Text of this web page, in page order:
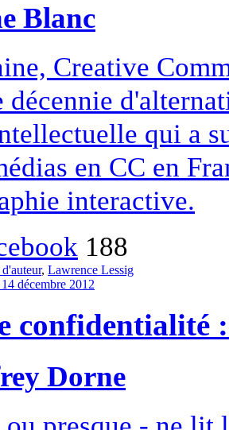
Blanc
Creative
décennie
qui a
en CC en
interactive.
188
, Lawrence Lessig
14 décembre 2012
confidentialité
Dorne